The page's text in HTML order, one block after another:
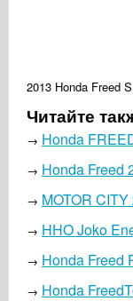
2013 Honda Freed S
Читайте
→ Honda
→ Honda Freed
→ MOTOR
→ HHO Joko
→ Honda Freed
→ Honda